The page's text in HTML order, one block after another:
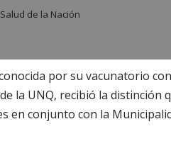
de la Nación
por su vacunatorio
la UNQ, recibió la distinción
en conjunto con la